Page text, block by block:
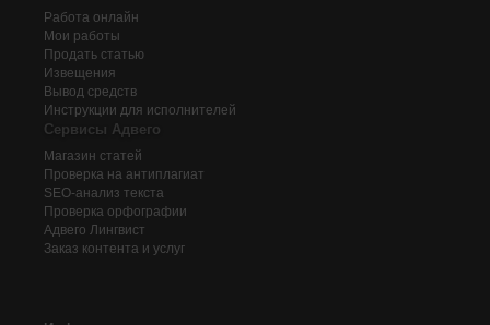
Работа онлайн
Мои работы
Продать статью
Извещения
Вывод средств
Инструкции для исполнителей
Сервисы Адвего
Магазин статей
Проверка на антиплагиат
SEO-анализ текста
Проверка орфографии
Адвего Лингвист
Заказ контента и услуг